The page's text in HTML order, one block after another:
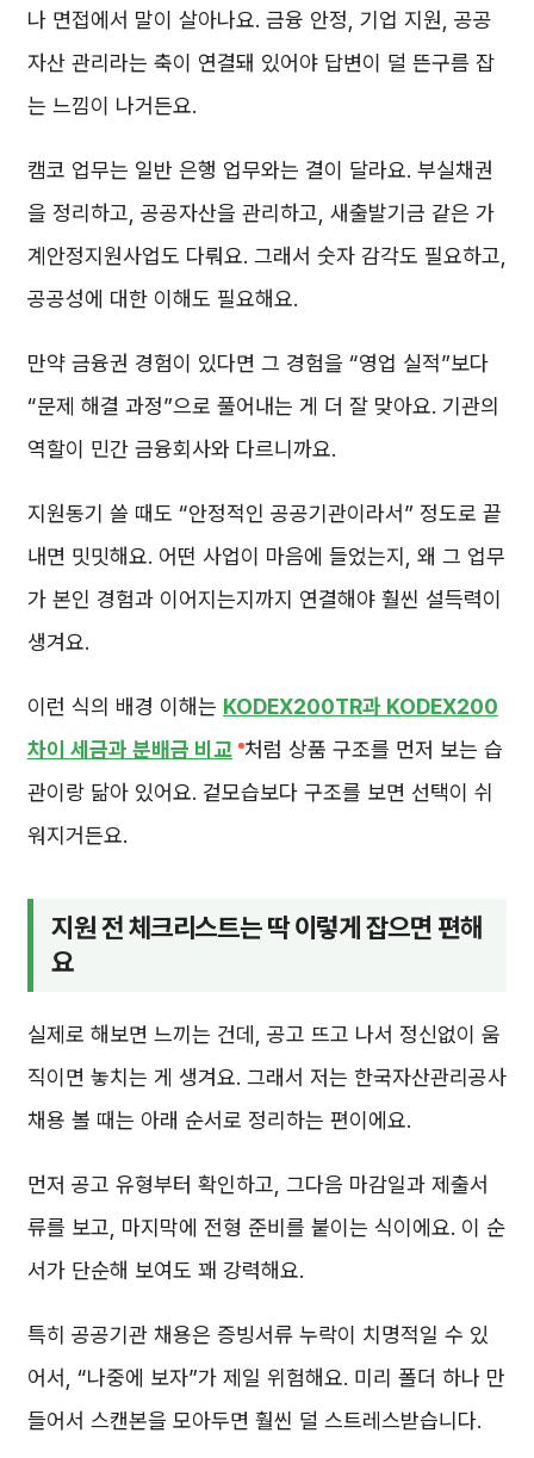
나 면접에서 말이 살아나요. 금융 안정, 기업 지원, 공공
자산 관리라는 축이 연결돼 있어야 답변이 덜 뜬구름 잡
는 느낌이 나거든요.
캠코 업무는 일반 은행 업무와는 결이 달라요. 부실채권
을 정리하고, 공공자산을 관리하고, 새출발기금 같은 가
계안정지원사업도 다뤄요. 그래서 숫자 감각도 필요하고,
공공성에 대한 이해도 필요해요.
만약 금융권 경험이 있다면 그 경험을 “영업 실적”보다
“문제 해결 과정”으로 풀어내는 게 더 잘 맞아요. 기관의
역할이 민간 금융회사와 다르니까요.
지원동기 쓸 때도 “안정적인 공공기관이라서” 정도로 끝
내면 밋밋해요. 어떤 사업이 마음에 들었는지, 왜 그 업무
가 본인 경험과 이어지는지까지 연결해야 훨씬 설득력이
생겨요.
이런 식의 배경 이해는 KODEX200TR과 KODEX200
차이 세금과 분배금 비교 처럼 상품 구조를 먼저 보는 습
관이랑 닮아 있어요. 겉모습보다 구조를 보면 선택이 쉬
워지거든요.
지원 전 체크리스트는 딱 이렇게 잡으면 편해
요
실제로 해보면 느끼는 건데, 공고 뜨고 나서 정신없이 움
직이면 놓치는 게 생겨요. 그래서 저는 한국자산관리공사
채용 볼 때는 아래 순서로 정리하는 편이에요.
먼저 공고 유형부터 확인하고, 그다음 마감일과 제출서
류를 보고, 마지막에 전형 준비를 붙이는 식이에요. 이 순
서가 단순해 보여도 꽤 강력해요.
특히 공공기관 채용은 증빙서류 누락이 치명적일 수 있
어서, “나중에 보자”가 제일 위험해요. 미리 폴더 하나 만
들어서 스캔본을 모아두면 훨씬 덜 스트레스받습니다.